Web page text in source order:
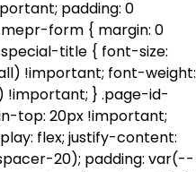
padding: 0
form { margin: 0
title { font-size:
!important; font-weight:
} .page-id-
top: 20px !important;
flex; justify-content:
20); padding: var(--